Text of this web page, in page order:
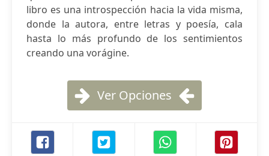
libro es una introspección hacia la vida misma,
donde la autora, entre letras y poesía, cala
hasta lo más profundo de los sentimientos
creando una vorágine.
Ver Opciones